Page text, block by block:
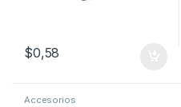
$0,58
Accesorios